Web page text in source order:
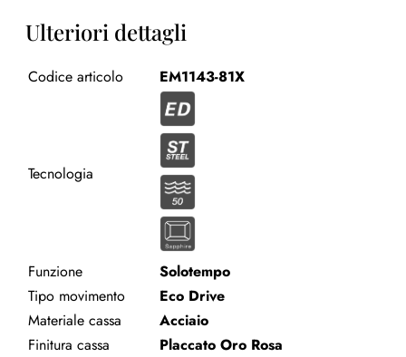
Ulteriori dettagli
Codice articolo EM1143-81X
Tecnologia
Funzione
Solotempo
Tipo movimento
Eco Drive
Materiale cassa
Acciaio
Finitura cassa
Placcato Oro Rosa